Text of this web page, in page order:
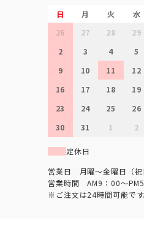
日 月 火 水
26
27 28 29
2
3 4 5
9
10 11 12
16
17 18 19
23
24 25 26
30
31 1 2
定休日
営業日 月曜～金曜日（祝
営業時間 AM9：00～
※ご注文は24時間可能です